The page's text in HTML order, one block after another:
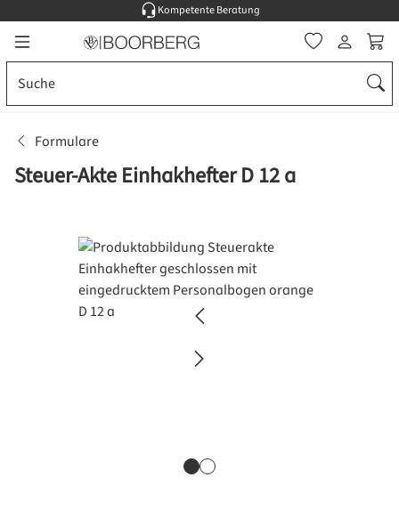
Zum Hauptinhalt springen
Kompetente Beratung
Formulare
Steuer-Akte Einhakhefter D 12 a
Bildergalerie überspringen